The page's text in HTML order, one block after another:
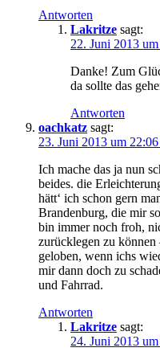
Antworten
Lakritze sagt:
22. Juni 2013
Danke! Zum
da sollte das
Antworten
oachkatz sagt:
23. Juni 2013 um
Ich mache das ja nun
beides. die
hätt‘ ich schon gern
Brandenburg, die mir
bin immer noch froh,
zurücklegen zu
geloben, wenn ichs
mir dann doch zu
und Fahrrad.
Antworten
Lakritze sagt:
24. Juni 2013